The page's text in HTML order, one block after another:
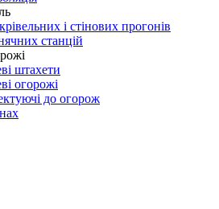
і стінових прогонів
станцій
штахети
огорожі
до огорож